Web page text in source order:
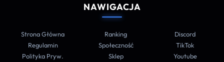
NAWIGACJA
Strona Główna
Regulamin
Polityka Pryw.
Ranking
Społeczność
Sklep
Discord
TikTok
Youtube